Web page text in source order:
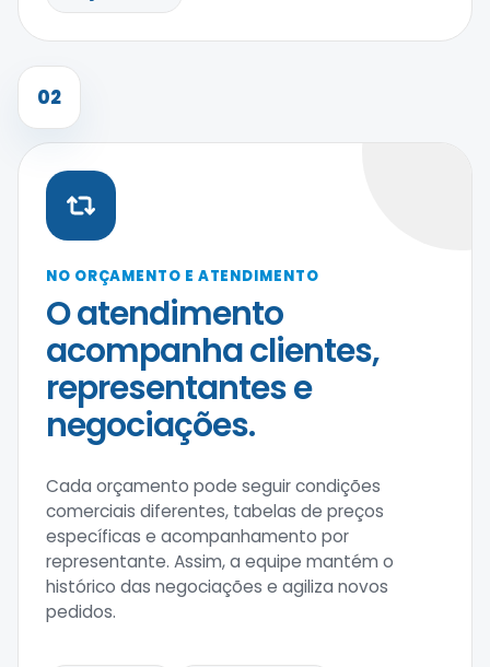
02
NO ORÇAMENTO E ATENDIMENTO
O atendimento
acompanha clientes,
representantes e
negociações.
Cada orçamento pode seguir condições
comerciais diferentes, tabelas de preços
específicas e acompanhamento por
representante. Assim, a equipe mantém o
histórico das negociações e agiliza novos
pedidos.